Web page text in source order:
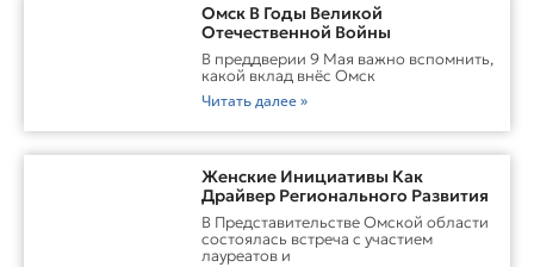
Омск В Годы Великой
Отечественной Войны
В преддверии 9 Мая важно вспомнить,
какой вклад внёс Омск
Читать далее »
Женские Инициативы Как
Драйвер Регионального Развития
В Представительстве Омской области
состоялась встреча с участием
лауреатов и